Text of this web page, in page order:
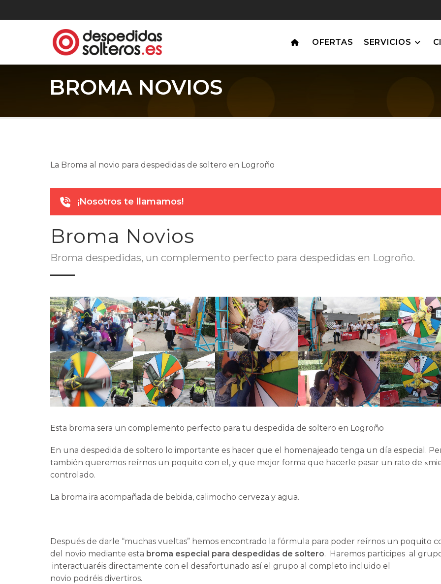
OFERTAS SERVICIOS
BROMA NOVIOS
La Broma al novio para despedidas de soltero en Logroño
¡Nosotros te llamamos!
Broma Novios
Broma despedidas, un complemento perfecto para despedidas en Logroño.
Esta broma sera un complemento perfecto para tu despedida de soltero en Logroño
En una despedida de soltero lo importante es hacer que el homenajeado tenga un día especial.
también queremos reírnos un poquito con el, y que mejor forma que hacerle pasar un rato de
controlado.
La broma ira acompañada de bebida, calimocho cerveza y agua.
Después de darle “muchas vueltas” hemos encontrado la fórmula para poder reírnos un poquito
del novio mediante esta broma especial para despedidas de soltero. Haremos participes al
interactuaréis directamente con el desafortunado así el grupo al completo incluido el
novio podréis divertiros.